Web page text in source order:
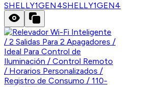
SHELLY1GEN4SHELLY1GEN4